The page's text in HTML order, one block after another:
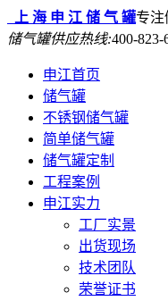
上 海 申 江 储 气 罐专注
储气罐供应热线:400-823-
申江首页
储气罐
不锈钢储气罐
简单储气罐
储气罐定制
工程案例
申江实力
工厂实景
出货现场
技术团队
荣誉证书